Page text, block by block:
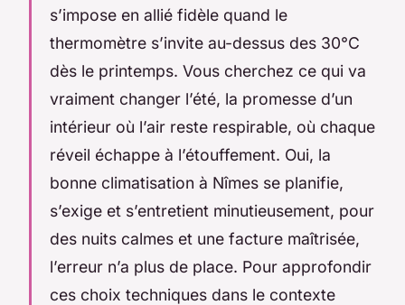
s’impose en allié fidèle quand le
thermomètre s’invite au-dessus des 30°C
dès le printemps. Vous cherchez ce qui va
vraiment changer l’été, la promesse d’un
intérieur où l’air reste respirable, où chaque
réveil échappe à l’étouffement. Oui, la
bonne climatisation à Nîmes se planifie,
s’exige et s’entretient minutieusement, pour
des nuits calmes et une facture maîtrisée,
l’erreur n’a plus de place. Pour approfondir
ces choix techniques dans le contexte